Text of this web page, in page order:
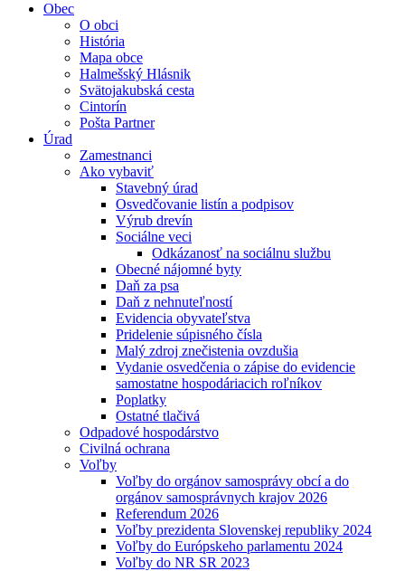
Obec
O obci
História
Mapa obce
Halmešský Hlásnik
Svätojakubská cesta
Cintorín
Pošta Partner
Úrad
Zamestnanci
Ako vybaviť
Stavebný úrad
Osvedčovanie listín a podpisov
Výrub drevín
Sociálne veci
Odkázanosť na sociálnu službu
Obecné nájomné byty
Daň za psa
Daň z nehnuteľností
Evidencia obyvateľstva
Pridelenie súpisného čísla
Malý zdroj znečistenia ovzdušia
Vydanie osvedčenia o zápise do evidencie
samostatne hospodáriacich roľníkov
Poplatky
Ostatné tlačivá
Odpadové hospodárstvo
Civilná ochrana
Voľby
Voľby do orgánov samosprávy obcí a do
orgánov samosprávnych krajov 2026
Referendum 2026
Voľby prezidenta Slovenskej republiky 2024
Voľby do Európskeho parlamentu 2024
Voľby do NR SR 2023